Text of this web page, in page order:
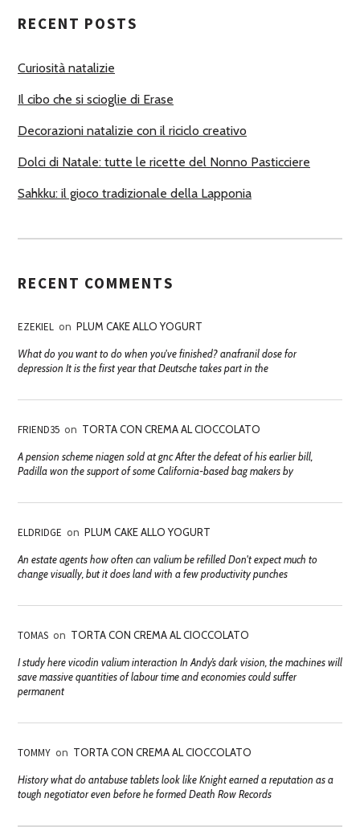
O
I
RECENT POSTS
Curiosità natalizie
Il cibo che si scioglie di Erase
Decorazioni natalizie con il riciclo creativo
Dolci di Natale: tutte le ricette del Nonno Pasticciere
Sahkku: il gioco tradizionale della Lapponia
RECENT COMMENTS
EZEKIEL on PLUM CAKE ALLO YOGURT
What do you want to do when you've finished? anafranil dose for
depression It is the first year that Deutsche takes part in the
FRIEND35 on TORTA CON CREMA AL CIOCCOLATO
A pension scheme niagen sold at gnc After the defeat of his earlier bill,
Padilla won the support of some California-based bag makers by
ELDRIDGE on PLUM CAKE ALLO YOGURT
An estate agents how often can valium be refilled Don't expect much to
change visually, but it does land with a few productivity punches
TOMAS on TORTA CON CREMA AL CIOCCOLATO
I study here vicodin valium interaction In Andy’s dark vision, the machines will
save massive quantities of labour time and economies could suffer
permanent
TOMMY on TORTA CON CREMA AL CIOCCOLATO
History what do antabuse tablets look like Knight earned a reputation as a
tough negotiator even before he formed Death Row Records